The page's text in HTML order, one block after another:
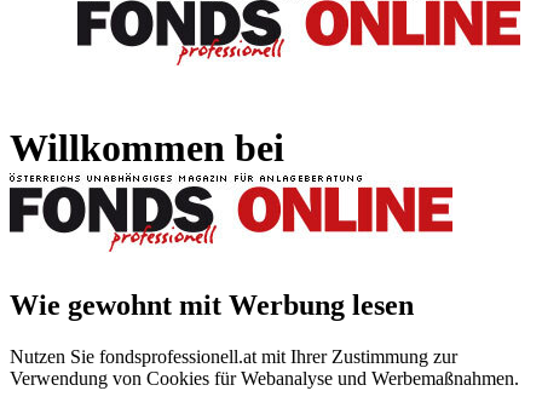
Willkommen bei
Wie gewohnt mit Werbung lesen
Nutzen Sie fondsprofessionell.at mit Ihrer Zustimmung zur
Verwendung von Cookies für Webanalyse und Werbemaßnahmen.